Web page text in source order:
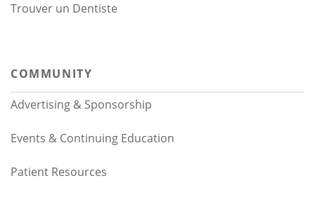
Trouver un Dentiste
COMMUNITY
Advertising & Sponsorship
Events & Continuing Education
Patient Resources